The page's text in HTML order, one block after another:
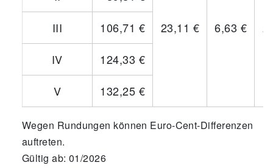
23,11 € 6,63 €
III
106,71 €
IV
124,33 €
V
132,25 €
Wegen Rundungen können Euro-Cent-Differenzen
auftreten.
Gültig ab: 01/2026